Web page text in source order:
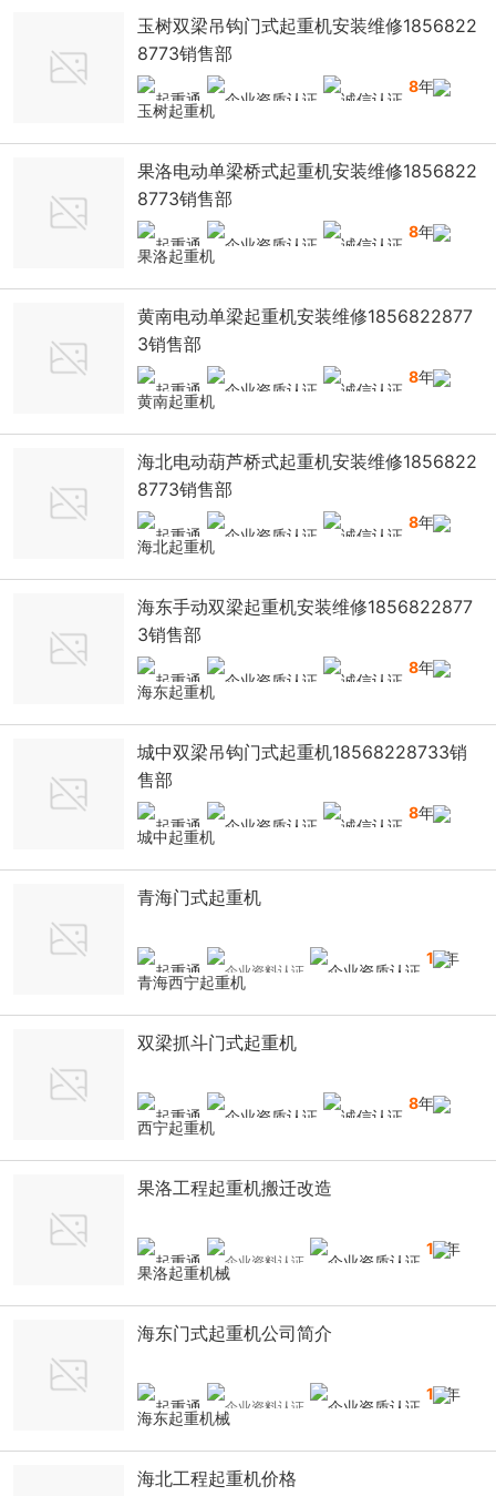
玉树双梁吊钩门式起重机安装维修1856822
8773销售部
8年
玉树起重机
果洛电动单梁桥式起重机安装维修1856822
8773销售部
8年
果洛起重机
黄南电动单梁起重机安装维修1856822877
3销售部
8年
黄南起重机
海北电动葫芦桥式起重机安装维修1856822
8773销售部
8年
海北起重机
海东手动双梁起重机安装维修1856822877
3销售部
8年
海东起重机
城中双梁吊钩门式起重机18568228733销
售部
8年
城中起重机
青海门式起重机
13年
青海西宁起重机
双梁抓斗门式起重机
8年
西宁起重机
果洛工程起重机搬迁改造
10年
果洛起重机械
海东门式起重机公司简介
10年
海东起重机械
海北工程起重机价格